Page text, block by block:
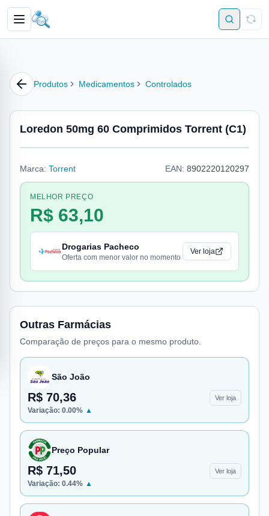
Produtos Medicamentos Controlados
Loredon 50mg 60 Comprimidos Torrent (C1)
Marca: Torrent EAN: 8902220120297
MELHOR PREÇO
R$ 63,10
Drogarias Pacheco
Oferta com menor valor no momento
Ver loja
Outras Farmácias
Comparação de preços para o mesmo produto.
São João
R$ 70,36 Ver loja
Variação: 0.00% ▲
Preço Popular
R$ 71,50 Ver loja
Variação: 0.44% ▲